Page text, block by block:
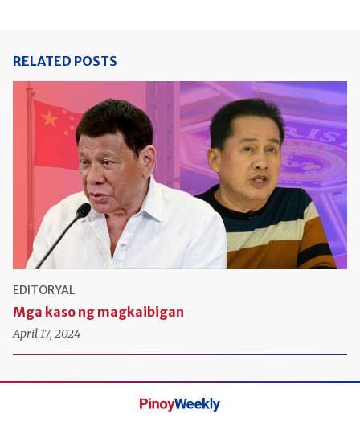
RELATED POSTS
EDITORYAL
Mga kaso ng magkaibigan
April 17, 2024
Pinoy